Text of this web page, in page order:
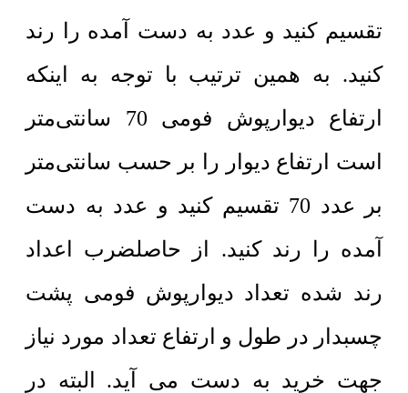
تقسیم کنید و عدد به دست آمده را رند
کنید. به همین ترتیب با توجه به اینکه
ارتفاع دیوارپوش فومی 70 سانتی‌متر
است ارتفاع دیوار را بر حسب سانتی‌متر
بر عدد 70 تقسیم کنید و عدد به دست
آمده را رند کنید. از حاصلضرب اعداد
رند شده تعداد دیوارپوش فومی پشت
چسبدار در طول و ارتفاع تعداد مورد نیاز
جهت خرید به دست می آید. البته در